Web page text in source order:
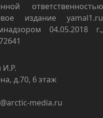
ответственностью
издание yamal1.ru
04.05.2018 г.,
И.Р.
д.70, 6 этаж
media.ru